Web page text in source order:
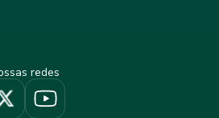
redes